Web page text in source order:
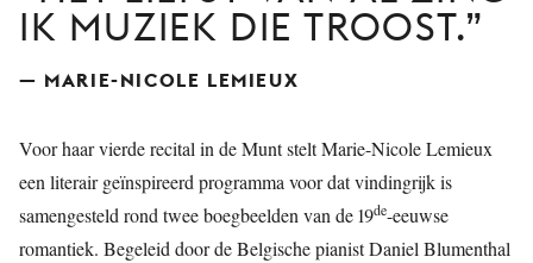
IK MUZIEK DIE TROOST.
— MARIE-NICOLE LEMIEUX
Voor haar vierde recital in de Munt stelt Marie-Nicole Lemieux
een literair geïnspireerd programma voor dat vindingrijk is
samengesteld rond twee boegbeelden van de 19de-eeuwse
romantiek. Begeleid door de Belgische pianist Daniel Blumenthal